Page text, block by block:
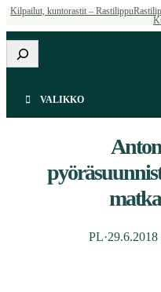
Kilpailut, kuntorastit – Rastilippu
Etsi
VALIKKO
PL·29.6.2018